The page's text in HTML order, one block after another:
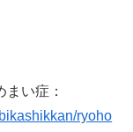
い症：
ryoho